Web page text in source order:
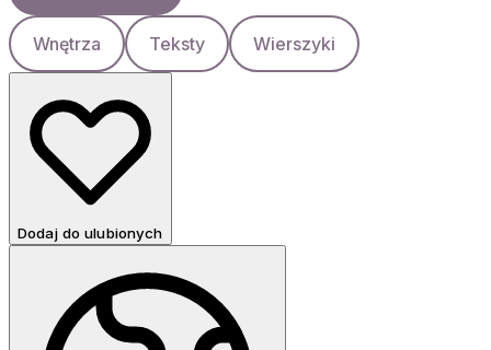
Wnętrza Teksty Wierszyki
Dodaj do ulubionych